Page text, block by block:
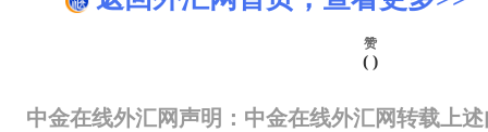
赞
( )
中金在线外汇网声明：中金在线外汇网转载上